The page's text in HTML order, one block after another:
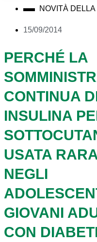
NOVITÀ
15/09/2014
PERCHÉ LA
CONTINUA
INSULINA
USATA
NEGLI
GIOVANI
CON